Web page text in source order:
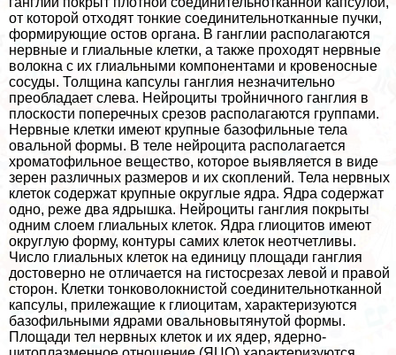
от которой отходят тонкие соединительнотканные пучки,
формирующие остов органа. В ганглии располагаются
нервные и глиальные клетки, а также проходят нервные
волокна с их глиальными компонентами и кровеносные
сосуды. Толщина капсулы ганглия незначительно
преобладает слева. Нейроциты тройничного ганглия в
плоскости поперечных срезов располагаются группами.
Нервные клетки имеют крупные базофильные тела
овальной формы. В теле нейроцита располагается
хроматофильное вещество, которое выявляется в виде
зерен различных размеров и их скоплений. Тела нервных
клеток содержат крупные округлые ядра. Ядра содержат
одно, реже два ядрышка. Нейроциты ганглия покрыты
одним слоем глиальных клеток. Ядра глиоцитов имеют
округлую форму, контуры самих клеток неотчетливы.
Число глиальных клеток на единицу площади ганглия
достоверно не отличается на гистосрезах левой и правой
сторон. Клетки тонковолокнистой соединительнотканной
капсулы, прилежащие к глиоцитам, хаpaктеризуются
базофильными ядрами овальновытянутой формы.
Площади тел нервных клеток и их ядер, ядерно-